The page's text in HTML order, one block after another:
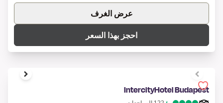
عرض الغرف
احجز بهذا السعر
1 of 7
IntercityHotel Budapest